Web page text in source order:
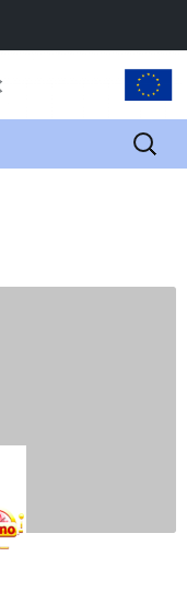
Пошук: